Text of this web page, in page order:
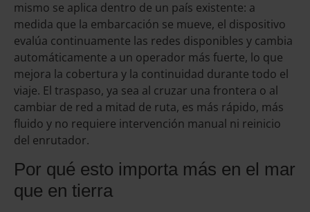
mismo se aplica dentro de un país existente: a
medida que la embarcación se mueve, el dispositivo
evalúa continuamente las redes disponibles y cambia
automáticamente a un operador más fuerte, lo que
mejora la cobertura y la continuidad durante todo el
viaje. El traspaso, ya sea al cruzar una frontera o al
cambiar de red a mitad de ruta, es más rápido, más
fluido y no requiere intervención manual ni reinicio
del enrutador.
Por qué esto importa más en el mar
que en tierra